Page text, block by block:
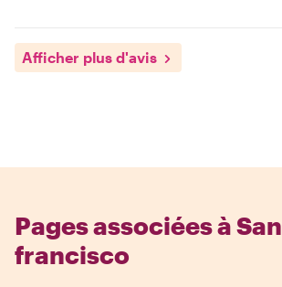
Afficher plus d'avis
Pages associées à San
francisco